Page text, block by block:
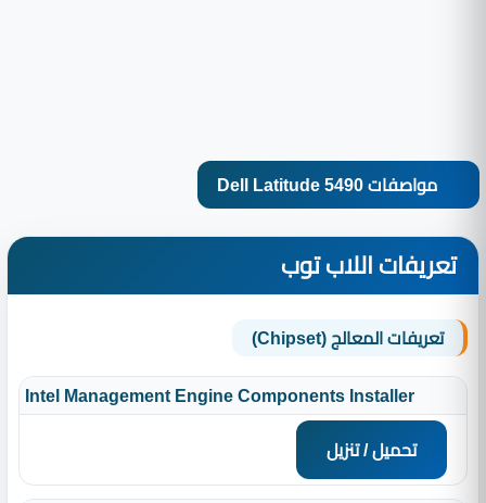
مواصفات Dell Latitude 5490
تعريفات اللاب توب
تعريفات المعالج (Chipset)
Intel Management Engine Components Installer
تحميل / تنزيل